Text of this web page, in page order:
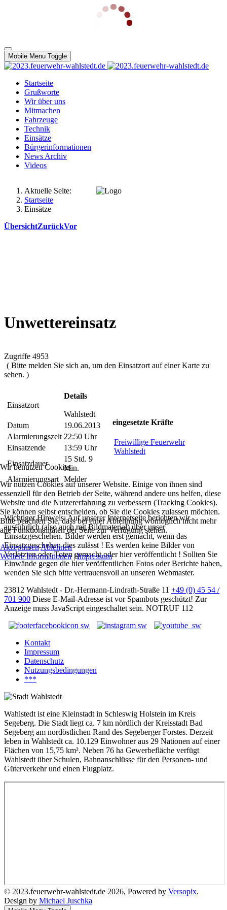
Mobile Menu Toggle
Startseite
Grußworte
Wir über uns
Mitmachen
Fahrzeuge
Technik
Einsätze
Bürgerinformationen
News Archiv
Videos
Aktuelle Seite:
Startseite
Einsätze
ÜbersichtZurückVor
Unwettereinsatz
Zugriffe 4953
( Bitte melden Sie sich an, um den Einsatzort auf einer Karte zu
sehen. )
Einsatzort
Details
Wahlstedt
Datum
19.06.2013
Alarmierungszeit 22:50 Uhr
Einsatzende
13:59 Uhr
Einsatzdauer
15 Std. 9
Min.
Alarmierungsart Melder
eingesetzte Kräfte
Freiwillige Feuerwehr
Wahlstedt
Wichtiger Hinweis: Auf unserer Internetseite berichten wir
ausführlich (also auch mit Bildmaterial) über unser
Einsatzgeschehen. Bilder werden erst gemacht, wenn das
Einsatzgeschehen dies zulässt ! Es werden keine Bilder von
Verletzten oder Toten gemacht oder hier veröffentlicht ! Sollten Sie
Einwände gegen die hier veröffentlichen Fotos oder Berichte haben,
wenden Sie sich bitte vertrauensvoll an unseren Webmaster.
23812 Wahlstedt - Dr.-Hermann-Lindrath-Straße 11 +49 (0) 45 54 /
701 900 Diese E-Mail-Adresse ist vor Spambots geschützt! Zur
Anzeige muss JavaScript eingeschaltet sein. NOTRUF 112
Kontakt
Impressum
Datenschutz
Nutzungsbedingungen
***
Wahlstedt ist eine Kleinstadt in Schleswig Holstein im Kreis
Segeberg. Die Stadt liegt ca. 7 km nördlich der Kreisstadt Bad
Segeberg am nordöstlichen Rand des Segeberger Forstes. Derzeit
leben in Wahlstedt ca. 10.129 Einwohner aus 29 Nationen auf einer
Flächen von 15,75 km². Neben 76 ha Gewerbefläche verfügt
Wahlstedt über Schulen, Bahnanschlüsse für den Personen- und
Güterverkehr und einen Flugplatz.
© 2023.feuerwehr-wahlstedt.de 2026, Powered by Versopix.
Design by Michael Juschka
Wir benutzen Cookies
Wir nutzen Cookies auf unserer Website. Einige von ihnen sind
essenziell für den Betrieb der Seite, während andere uns helfen, diese
Website und die Nutzererfahrung zu verbessern (Tracking Cookies).
Sie können selbst entscheiden, ob Sie die Cookies zulassen möchten.
Bitte beachten Sie, dass bei einer Ablehnung womöglich nicht mehr
alle Funktionalitäten der Seite zur Verfügung stehen.
AkzeptierenAblehnen
Weitere Informationen|Impressum